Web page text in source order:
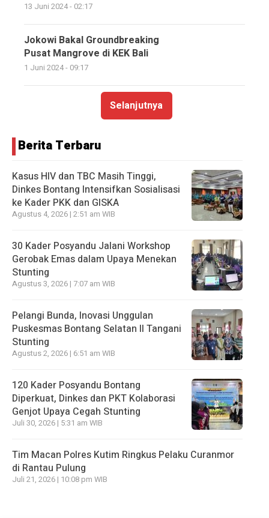
13 Juni 2024 - 02:17
Jokowi Bakal Groundbreaking
Pusat Mangrove di KEK Bali
1 Juni 2024 - 09:17
Selanjutnya
Berita Terbaru
Kasus HIV dan TBC Masih Tinggi,
Dinkes Bontang Intensifkan Sosialisasi
ke Kader PKK dan GISKA
Agustus 4, 2026 | 2:51 am WIB
30 Kader Posyandu Jalani Workshop
Gerobak Emas dalam Upaya Menekan
Stunting
Agustus 3, 2026 | 7:07 am WIB
Pelangi Bunda, Inovasi Unggulan
Puskesmas Bontang Selatan II Tangani
Stunting
Agustus 2, 2026 | 6:51 am WIB
120 Kader Posyandu Bontang
Diperkuat, Dinkes dan PKT Kolaborasi
Genjot Upaya Cegah Stunting
Juli 30, 2026 | 5:31 am WIB
Tim Macan Polres Kutim Ringkus Pelaku Curanmor
di Rantau Pulung
Juli 21, 2026 | 10:08 pm WIB